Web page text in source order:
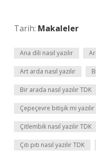
Tarih: Makaleler
Ana dili nasıl yazılır
Art arda nasıl yazılır
Bir arada nasıl yazılır TDK
Çepeçevre bitişik mi yazılır
Çitlembik nasıl yazılır TDK
Çıtı pıtı nasıl yazılır TDK